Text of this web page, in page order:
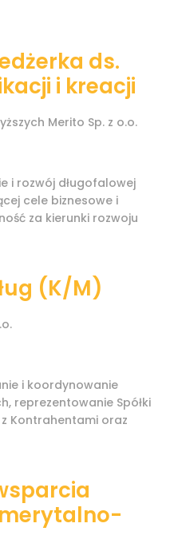
ds.
i kreacji
Merito Sp. z o.o.
i rozwój długofalowej
cele biznesowe i
za kierunki rozwoju
(K/M)
i koordynowanie
reprezentowanie Spółki
Kontrahentami oraz